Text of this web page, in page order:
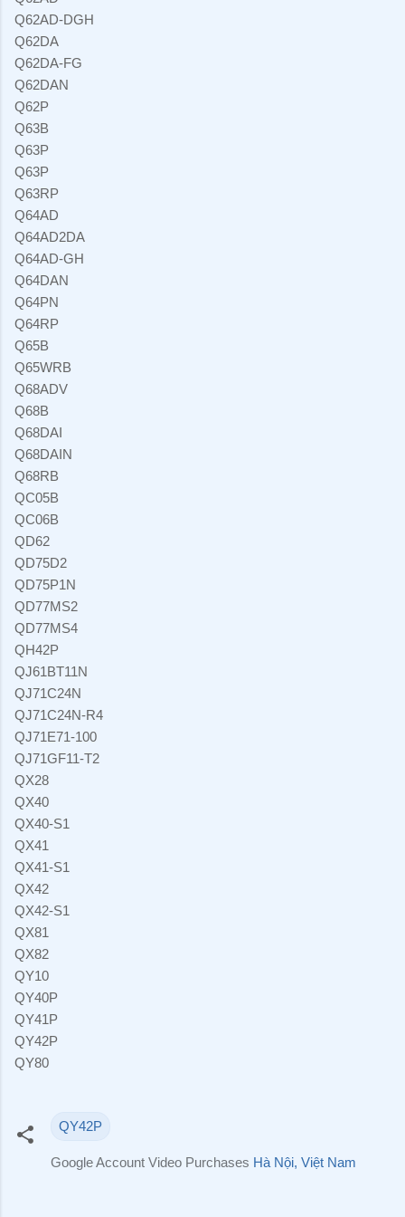
Q62AD-DGH
Q62DA
Q62DA-FG
Q62DAN
Q62P
Q63B
Q63P
Q63P
Q63RP
Q64AD
Q64AD2DA
Q64AD-GH
Q64DAN
Q64PN
Q64RP
Q65B
Q65WRB
Q68ADV
Q68B
Q68DAI
Q68DAIN
Q68RB
QC05B
QC06B
QD62
QD75D2
QD75P1N
QD77MS2
QD77MS4
QH42P
QJ61BT11N
QJ71C24N
QJ71C24N-R4
QJ71E71-100
QJ71GF11-T2
QX28
QX40
QX40-S1
QX41
QX41-S1
QX42
QX42-S1
QX81
QX82
QY10
QY40P
QY41P
QY42P
QY80
QY42P
Google Account Video Purchases Hà Nội, Việt Nam